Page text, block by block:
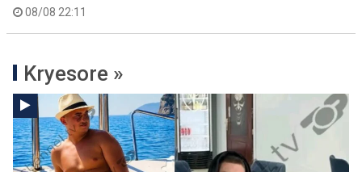
08/08 22:11
Kryesore »